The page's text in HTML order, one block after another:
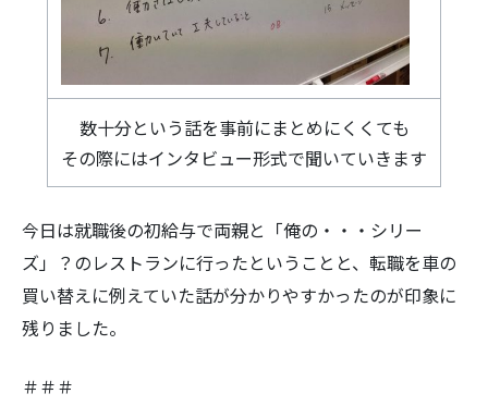
数十分という話を事前にまとめにくくても
その際にはインタビュー形式で聞いていきます
今日は就職後の初給与で両親と「俺の・・・シリー
ズ」？のレストランに行ったということと、転職を車の
買い替えに例えていた話が分かりやすかったのが印象に
残りました。
＃＃＃